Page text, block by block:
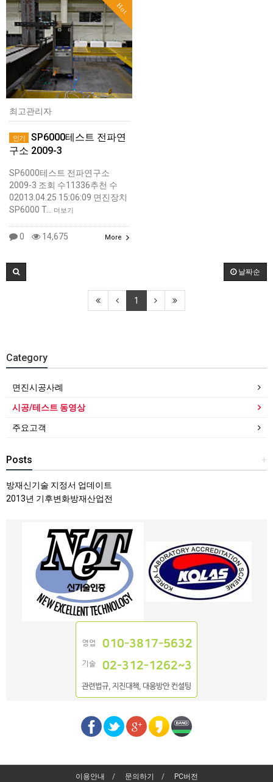
Hot
최고관리자
인기
SP6000테스트 전파연
구소 2009-3
SP6000테스트 전파연구소
2009-3 조회 수11336추천 수
02013.04.25 15:06:09 면진장치
SP6000 T…
더보기
0 14,675 More
날짜순
1
Category
면진시공사례
시공/테스트 동영상
주요고객
+
Posts
방재신기술 지정서 업데이트
2013년 기후변화방재산업전
이용안내 문의하기 PC버전